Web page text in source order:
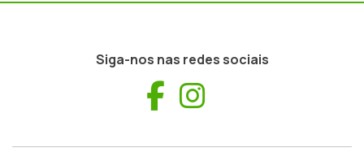
Siga-nos nas redes sociais
Facebook